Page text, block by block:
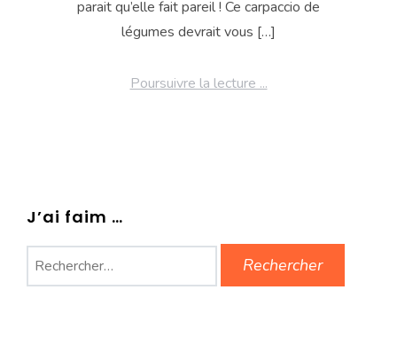
parait qu’elle fait pareil ! Ce carpaccio de
légumes devrait vous […]
Poursuivre la lecture ...
J’ai faim …